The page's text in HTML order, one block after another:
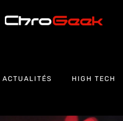
ACTUALITÉS HIGH TECH